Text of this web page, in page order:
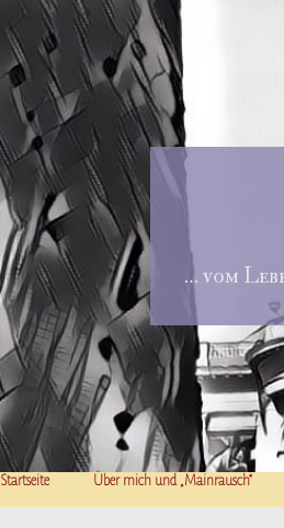
… vom
Startseite Über mich und „Mainrausch“